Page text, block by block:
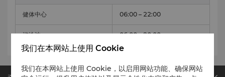
健体中心 06:00 – 22:00
游泳池 06:00 – 20:00
我们在本网站上使用 Cookie
我们在本网站上使用 Cookie，以启用网站功能、确保网站